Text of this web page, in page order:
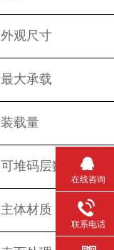
外观尺寸
最大承载
装载量
可堆码层数
主体材质
在线咨询
联系电话